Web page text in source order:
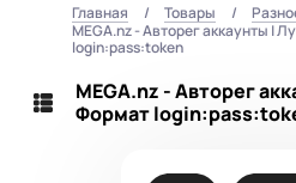
Главная Товары
MEGA.nz - Авторег аккаунты |
login:pass:token
MEGA.nz - Авторег
Формат